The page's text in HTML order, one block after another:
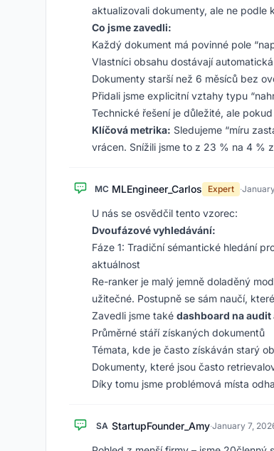
aktualizovali dokumenty, ale ne podle
Co jsme zavedli:
Každý dokument má povinné pole
Vlastníci obsahu dostávají
Dokumenty starší než 6 měsíců bez
Přidali jsme explicitní vztahy typu
Technické řešení je důležité, ale
Klíčová metrika: Sledujeme “míru
vrácen. Snížili jsme to z 23 % na 4 %
MC MLEngineer_Carlos Expert ·
U nás se osvědčil tento vzorec:
Dvoufázové vyhledávání:
Fáze 1: Tradiční sémantické hledání
aktuálnost
Re-ranker je malý jemně doladěný
užitečné. Postupně se sám naučí,
Zavedli jsme také dashboard na
Průměrné stáří získaných dokumentů
Témata, kde je často získáván starý
Dokumenty, které jsou často
Díky tomu jsme problémová místa
SA StartupFounder_Amy·January 7,